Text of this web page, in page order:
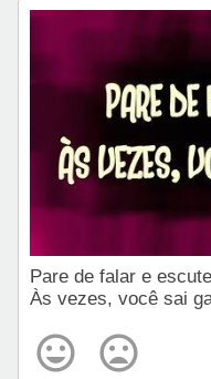
Pare de falar e
Às vezes, você sai